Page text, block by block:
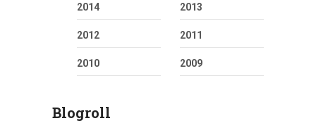
2014 2013
2012 2011
2010 2009
Blogroll